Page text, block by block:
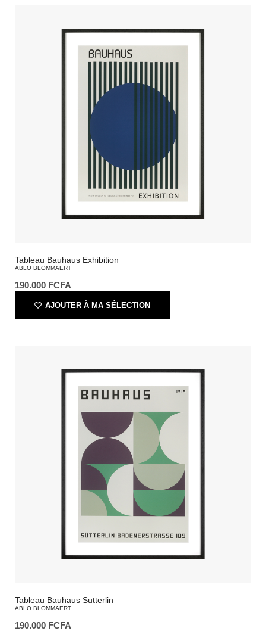
Tableau Bauhaus Exhibition
ABLO BLOMMAERT
190.000 FCFA
AJOUTER À MA SÉLECTION
Tableau Bauhaus Sutterlin
ABLO BLOMMAERT
190.000 FCFA